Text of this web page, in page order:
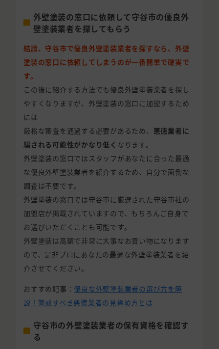
外壁塗装の窓口に依頼して守谷市の優良外
壁塗装業者を探してもらう
結論、守谷市で優良外壁塗装業者を探すなら、外壁
塗装の窓口に依頼してしまうのが一番簡単で確実で
す。
この後に紹介する方法でも優良外壁塗装業者を探し
やすくなりますが、外壁塗装の窓口に加盟するため
には
厳格な審査を通過する必要があるため、 悪徳業者に
騙される可能性がかなり低く なります。
外壁塗装の窓口ではスタッフがあなたに合った最適
な優良外壁塗装業者を紹介するため、自分で面倒な
調査は不要です。
外壁塗装の窓口では守谷市に厳選された守谷市社の
加盟店が掲載されていますので、もちろんご自身で
お選びいただくことも可能です。
外壁塗装は高額で非常に大事なお買い物になります
ので、是非プロにあなたの最適な外壁塗装業者を紹
介させてください。
おすすめ記事：優良な外壁塗装業者の選び方を解
説！警戒すべき悪徳業者の見極め方とは
守谷市の外壁塗装業者の保有資格を確認す
る